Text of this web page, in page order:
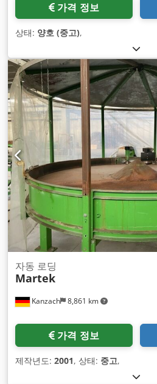
가격 정보
상태: 양호 (중고),
Kanzach 8,861 km
자동 로딩
Martek
가격 정보
제작년도: 2001, 상태: 중고,